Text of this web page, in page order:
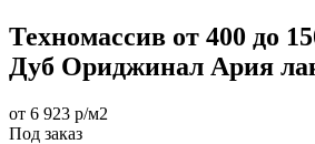
Техномассив от 400 до
Дуб Ориджинал Ария
от 6 923 р/м2
Под заказ